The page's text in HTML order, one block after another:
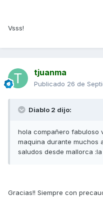
Vsss!
tjuanma
Publicado 26 de
Diablo 2 dijo:
hola compañero fabuloso
maquina durante muchos
saludos desde mallorca :la
Gracias!! Siempre con